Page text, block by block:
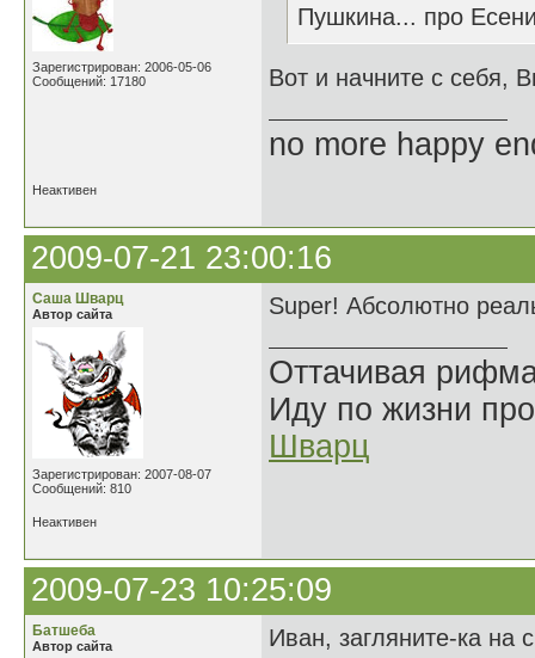
Зарегистрирован: 2006-05-06
Сообщений: 17180
Пушкина... про
Вот и начните с себя,
no more happy
Неактивен
2009-07-21 23:00:16
Саша Шварц
Автор сайта
Зарегистрирован: 2007-08-07
Сообщений: 810
Super! Абсолютно
Оттачивая
Иду по жизни
Шварц
Неактивен
2009-07-23 10:25:09
Батшеба
Автор сайта
Иван, загляните-ка на